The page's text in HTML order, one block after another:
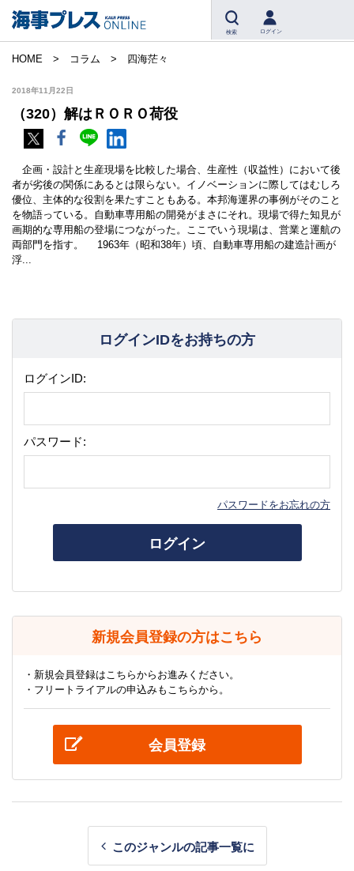
検索 ログイン
HOME コラム 四海茫々
2018年11月22日
（320）解はＲＯＲＯ荷役
企画・設計と生産現場を比較した場合、生産性（収益性）において後
者が劣後の関係にあるとは限らない。イノベーションに際してはむしろ
優位、主体的な役割を果たすこともある。本邦海運界の事例がそのこと
を物語っている。自動車専用船の開発がまさにそれ。現場で得た知見が
画期的な専用船の登場につながった。ここでいう現場は、営業と運航の
両部門を指す。 1963年（昭和38年）頃、自動車専用船の建造計画が
浮...
ログインIDをお持ちの方
ログインID:
パスワード:
パスワードをお忘れの方
ログイン
新規会員登録の方はこちら
・新規会員登録はこちらからお進みください。
・フリートライアルの申込みもこちらから。
会員登録
このジャンルの記事一覧に